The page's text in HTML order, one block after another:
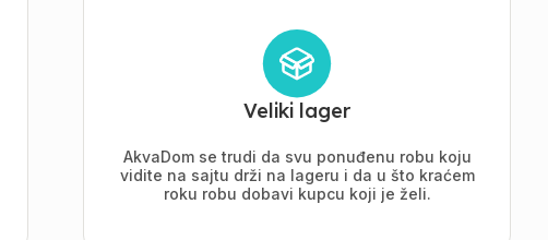
Veliki lager
AkvaDom se trudi da svu ponuđenu robu koju
vidite na sajtu drži na lageru i da u što kraćem
roku robu dobavi kupcu koji je želi.